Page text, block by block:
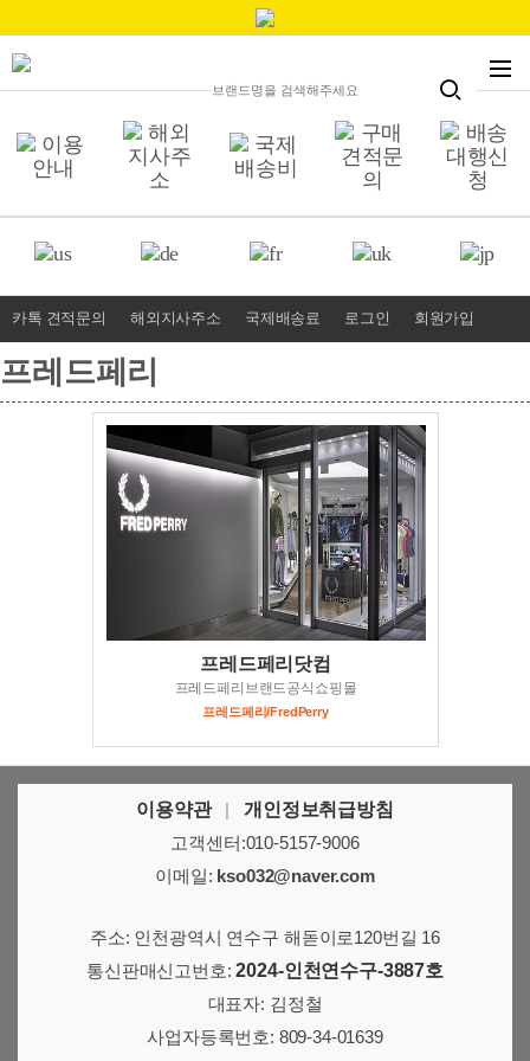
카톡 견적문의 해외지사주소 국제배송료 로그인 회원가입
프레드페리
프레드페리닷컴
프레드페리브랜드공식쇼핑몰
프레드페리/FredPerry
이용약관 |
개인정보취급방침
고객센터:010-5157-9006
이메일: kso032@naver.com
주소: 인천광역시 연수구 해돋이로120번길 16
통신판매신고번호:2024-인천연수구-3887호
대표자: 김정철
사업자등록번호: 809-34-01639